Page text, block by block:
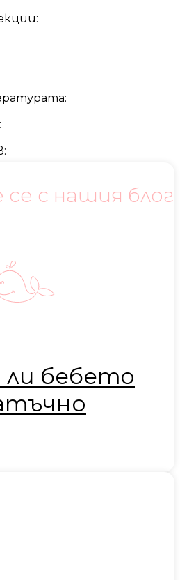
с нашия блог
ли бебето